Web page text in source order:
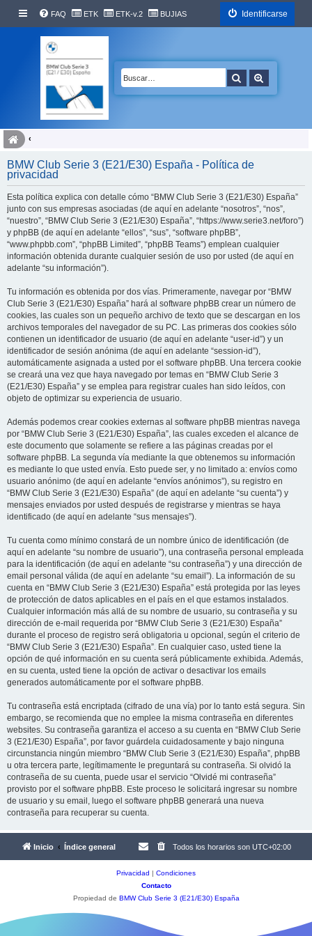
FAQ ETK ETK-v.2 BUJIAS Identificarse
Buscar
BMW Club Serie 3 (E21/E30) España - Política de
privacidad
Esta política explica con detalle cómo “BMW Club Serie 3 (E21/E30) España”
junto con sus empresas asociadas (de aquí en adelante “nosotros”, “nos”,
“nuestro”, “BMW Club Serie 3 (E21/E30) España”, “https://www.serie3.net/foro”)
y phpBB (de aquí en adelante “ellos”, “sus”, “software phpBB”,
“www.phpbb.com”, “phpBB Limited”, “phpBB Teams”) emplean cualquier
información obtenida durante cualquier sesión de uso por usted (de aquí en
adelante “su información”).
Tu información es obtenida por dos vías. Primeramente, navegar por “BMW
Club Serie 3 (E21/E30) España” hará al software phpBB crear un número de
cookies, las cuales son un pequeño archivo de texto que se descargan en los
archivos temporales del navegador de su PC. Las primeras dos cookies sólo
contienen un identificador de usuario (de aquí en adelante “user-id”) y un
identificador de sesión anónima (de aquí en adelante “session-id”),
automáticamente asignada a usted por el software phpBB. Una tercera cookie
se creará una vez que haya navegado por temas en “BMW Club Serie 3
(E21/E30) España” y se emplea para registrar cuales han sido leídos, con
objeto de optimizar su experiencia de usuario.
Además podemos crear cookies externas al software phpBB mientras navega
por “BMW Club Serie 3 (E21/E30) España”, las cuales exceden el alcance de
este documento que solamente se refiere a las páginas creadas por el
software phpBB. La segunda vía mediante la que obtenemos su información
es mediante lo que usted envía. Esto puede ser, y no limitado a: envíos como
usuario anónimo (de aquí en adelante “envíos anónimos”), su registro en
“BMW Club Serie 3 (E21/E30) España” (de aquí en adelante “su cuenta”) y
mensajes enviados por usted después de registrarse y mientras se haya
identificado (de aquí en adelante “sus mensajes”).
Tu cuenta como mínimo constará de un nombre único de identificación (de
aquí en adelante “su nombre de usuario”), una contraseña personal empleada
para la identificación (de aquí en adelante “su contraseña”) y una dirección de
email personal válida (de aquí en adelante “su email”). La información de su
cuenta en “BMW Club Serie 3 (E21/E30) España” está protegida por las leyes
de protección de datos aplicables en el país en el que estamos instalados.
Cualquier información más allá de su nombre de usuario, su contraseña y su
dirección de e-mail requerida por “BMW Club Serie 3 (E21/E30) España”
durante el proceso de registro será obligatoria u opcional, según el criterio de
“BMW Club Serie 3 (E21/E30) España”. En cualquier caso, usted tiene la
opción de qué información en su cuenta será públicamente exhibida. Además,
en su cuenta, usted tiene la opción de activar o desactivar los emails
generados automáticamente por el software phpBB.
Tu contraseña está encriptada (cifrado de una vía) por lo tanto está segura. Sin
embargo, se recomienda que no emplee la misma contraseña en diferentes
websites. Su contraseña garantiza el acceso a su cuenta en “BMW Club Serie
3 (E21/E30) España”, por favor guárdela cuidadosamente y bajo ninguna
circunstancia ningún miembro “BMW Club Serie 3 (E21/E30) España”, phpBB
u otra tercera parte, legítimamente le preguntará su contraseña. Si olvidó la
contraseña de su cuenta, puede usar el servicio “Olvidé mi contraseña”
provisto por el software phpBB. Este proceso le solicitará ingresar su nombre
de usuario y su email, luego el software phpBB generará una nueva
contraseña para recuperar su cuenta.
Inicio Índice general Todos los horarios son UTC+02:00
Privacidad | Condiciones
Contacto
Propiedad de BMW Club Serie 3 (E21/E30) España